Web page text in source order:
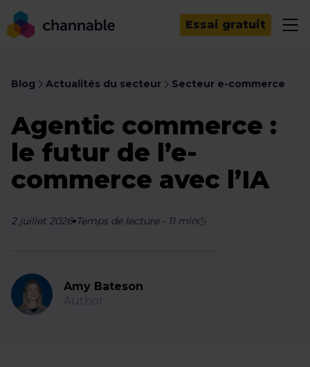
Essai gratuit
Blog Actualités du secteur Secteur e-commerce
Agentic commerce :
le futur de l’e-
commerce avec l’IA
2 juillet 2026 Temps de lecture- 11min
Amy Bateson
Author